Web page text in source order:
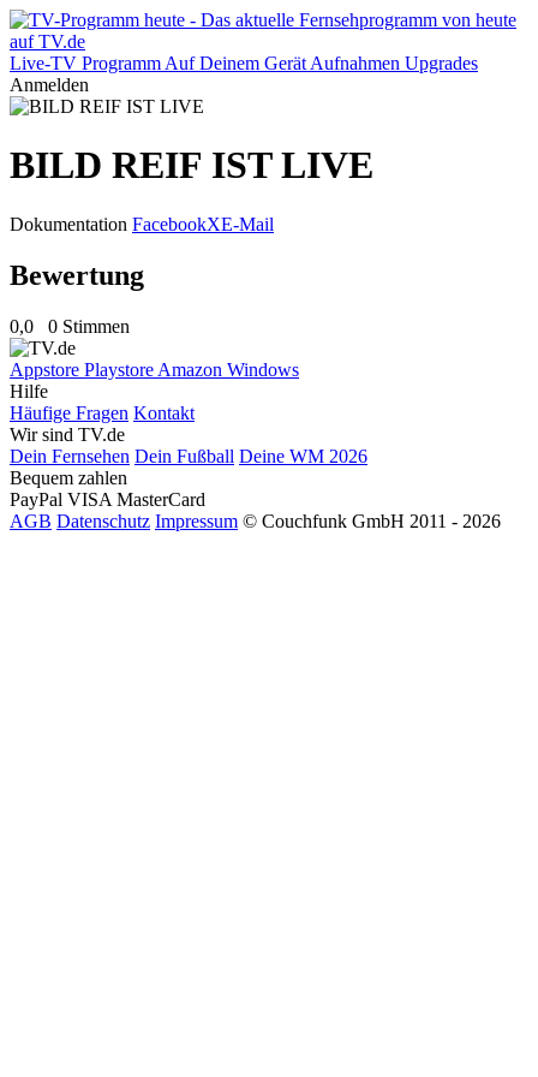
Live-TV Programm Auf Deinem Gerät Aufnahmen Upgrades
Anmelden
BILD REIF IST LIVE
Dokumentation FacebookXE-Mail
Bewertung
0,0 0 Stimmen
Appstore Playstore Amazon Windows
Hilfe
Häufige Fragen Kontakt
Wir sind TV.de
Dein Fernsehen Dein Fußball Deine WM 2026
Bequem zahlen
PayPal VISA MasterCard
AGB Datenschutz Impressum © Couchfunk GmbH 2011 - 2026